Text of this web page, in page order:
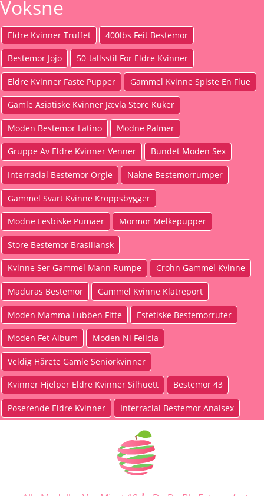
Voksne
Eldre Kvinner Truffet 400lbs Feit Bestemor
Bestemor Jojo 50-tallsstil For Eldre Kvinner
Eldre Kvinner Faste Pupper Gammel Kvinne Spiste En Flue
Gamle Asiatiske Kvinner Jævla Store Kuker
Moden Bestemor Latino Modne Palmer
Gruppe Av Eldre Kvinner Venner Bundet Moden Sex
Interracial Bestemor Orgie Nakne Bestemorrumper
Gammel Svart Kvinne Kroppsbygger
Modne Lesbiske Pumaer Mormor Melkepupper
Store Bestemor Brasiliansk
Kvinne Ser Gammel Mann Rumpe Crohn Gammel Kvinne
Maduras Bestemor Gammel Kvinne Klatreport
Moden Mamma Lubben Fitte Estetiske Bestemorruter
Moden Fet Album Moden Nl Felicia
Veldig Hårete Gamle Seniorkvinner
Kvinner Hjelper Eldre Kvinner Silhuett Bestemor 43
Poserende Eldre Kvinner Interracial Bestemor Analsex